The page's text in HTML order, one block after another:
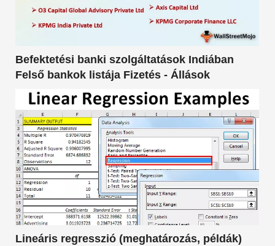
Befektetési banki szolgáltatások Indiában
Felső bankok listája Fizetés - Állások
Lineáris regresszió (meghatározás, példák)